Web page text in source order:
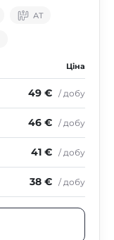
АТ
Ціна
49 € / добу
46 € / добу
41 € / добу
38 € / добу